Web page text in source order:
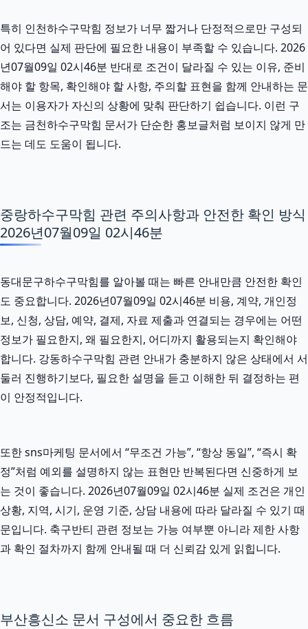
특히 인천하수구막힘 정보가 너무 짧거나 단정적으로만 구성되
어 있다면 실제 판단에 필요한 내용이 부족할 수 있습니다. 2026
년07월09일 02시46분 반대로 조건이 달라질 수 있는 이유, 준비
해야 할 항목, 확인해야 할 사항, 주의할 표현을 함께 안내하는 문
서는 이용자가 자신의 상황에 맞춰 판단하기 쉽습니다. 이런 구
조는 금천하수구막힘 문서가 단순한 홍보글처럼 보이지 않게 만
드는 데도 도움이 됩니다.
중랑하수구막힘 관련 주의사항과 안전한 확인 방식
2026년07월09일 02시46분
동대문구하수구막힘를 알아볼 때는 빠른 안내만큼 안전한 확인
도 중요합니다. 2026년07월09일 02시46분 비용, 계약, 개인정
보, 신청, 상담, 예약, 결제, 자료 제출과 연결되는 경우에는 어떤
정보가 필요한지, 왜 필요한지, 어디까지 활용되는지 확인해야
합니다. 강동하수구막힘 관련 안내가 충분하지 않은 상태에서 서
둘러 진행하기보다, 필요한 설명을 듣고 이해한 뒤 결정하는 편
이 안정적입니다.
또한 sns마케팅 문서에서 “무조건 가능”, “항상 동일”, “즉시 확
정”처럼 예외를 설명하지 않는 표현만 반복된다면 신중하게 보
는 것이 좋습니다. 2026년07월09일 02시46분 실제 조건은 개인
상황, 지역, 시기, 운영 기준, 상담 내용에 따라 달라질 수 있기 때
문입니다. 축구반티 관련 정보는 가능 여부뿐 아니라 제한 사항
과 확인 절차까지 함께 안내될 때 더 신뢰감 있게 읽힙니다.
부산흥신소 문서 구성에서 중요한 흐름